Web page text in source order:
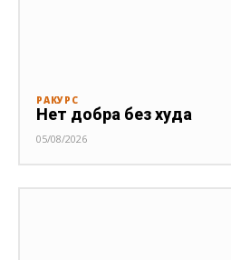
РАКУРС
Нет добра без худа
05/08/2026